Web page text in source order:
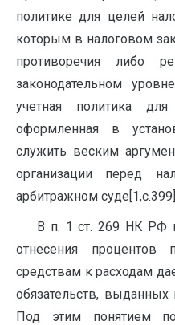
полити­ке для целей
которым в налоговом
противоречия либо
законодательном
учетная политика
оформленная в
служить веским
организации перед
арбитражном
В п. 1 ст. 269 НК РФ
отнесения
средствам к расходам
обязательств, выданных
Под этим понятием